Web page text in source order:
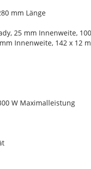
mm Länge
25 mm Innenweite,
Innenweite, 142 x 12
W Maximalleistung